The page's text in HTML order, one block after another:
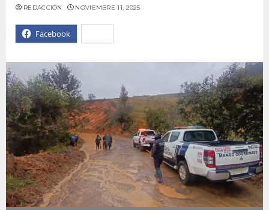
Facebook
REDACCIÓN NOVIEMBRE 11, 2025